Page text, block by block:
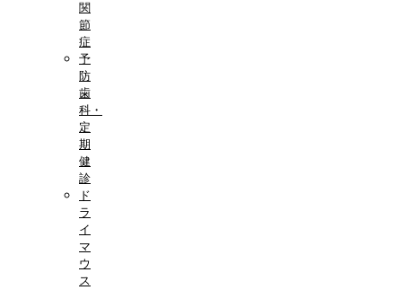
関
節
症
予
防
歯
科・
定
期
健
診
ド
ラ
イ
マ
ウ
ス